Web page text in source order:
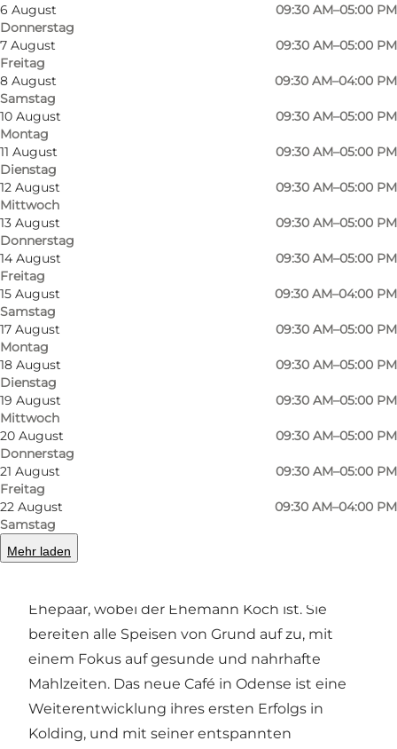
6 August
Donnerstag
09:30 AM–05:00 PM
7 August
Freitag
09:30 AM–05:00 PM
8 August
Samstag
09:30 AM–04:00 PM
10 August
Montag
09:30 AM–05:00 PM
11 August
Dienstag
09:30 AM–05:00 PM
12 August
Mittwoch
09:30 AM–05:00 PM
13 August
Donnerstag
09:30 AM–05:00 PM
14 August
Freitag
09:30 AM–05:00 PM
15 August
Samstag
09:30 AM–04:00 PM
17 August
Montag
09:30 AM–05:00 PM
18 August
Dienstag
09:30 AM–05:00 PM
19 August
Mittwoch
09:30 AM–05:00 PM
20 August
Donnerstag
09:30 AM–05:00 PM
21 August
Freitag
09:30 AM–05:00 PM
22 August
Samstag
09:30 AM–04:00 PM
Mehr laden
Mir selbst, Mein Partner, Freunde, Kinder
Die Speisekarte umfasst alles von warmem
Erdbeer-Haferbrei mit griechischen
Joghurtperlen, knusprigen Nüssen und frischer
Minze bis hin zu klassischen Pfannkuchen, die
mit Erdbeerkompott und Vanillecreme serviert
werden.
Das Café ist auch für sein besonderes
Kaffeeerlebnis bekannt. Neben den
traditionellen Cappuccinos und Lattes bietet
das Café aufregende Spezialitäten wie den
erfrischenden Espresso Tonic, der bei den
Gästen sehr beliebt ist. Wenn Sie eher Lust auf
etwas Herzhaftes haben, können Sie sich auf
das beliebte Avocado-Toast mit geschlagenem
Feta, Tomaten und Balsamico-Glasur freuen.
Ehepaar, wobei der Ehemann Koch ist. Sie
bereiten alle Speisen von Grund auf zu, mit
einem Fokus auf gesunde und nahrhafte
Mahlzeiten. Das neue Café in Odense ist eine
Weiterentwicklung ihres ersten Erfolgs in
Kolding, und mit seiner entspannten